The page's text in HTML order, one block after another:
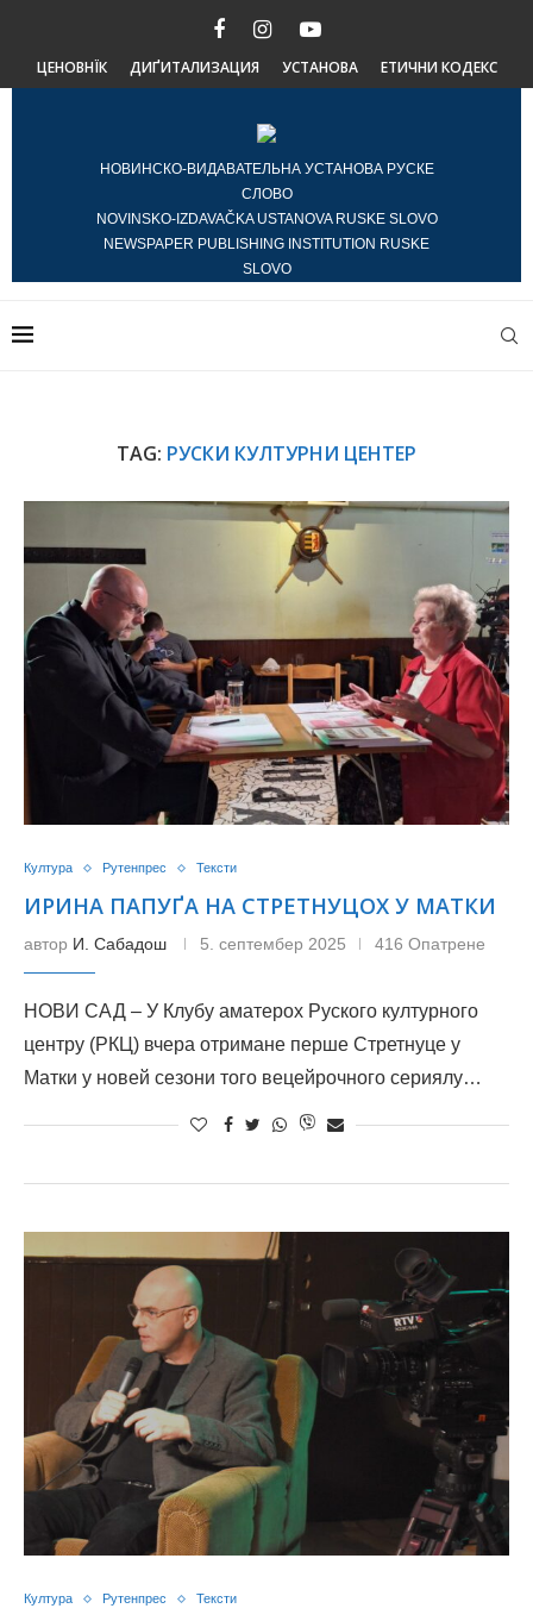
ЦЕНОВНЇК ДИҐИТАЛИЗАЦИЯ УСТАНОВА ЕТИЧНИ КОДЕКС
НОВИНСКО-ВИДАВАТЕЛЬНА УСТАНОВА РУСКЕ
СЛОВО
NOVINSKO-IZDAVAČKA USTANOVA RUSKE SLOVO
NEWSPAPER PUBLISHING INSTITUTION RUSKE
SLOVO
TAG: РУСКИ КУЛТУРНИ ЦЕНТЕР
Култура Рутенпрес Тексти
ИРИНА ПАПУҐА НА СТРЕТНУЦОХ У МАТКИ
автор И. Сабадош 5. септембер 2025 416 Опатрене
НОВИ САД – У Клубу аматерох Руского културного
центру (РКЦ) вчера отримане перше Стретнуце у
Матки у новей сезони того вецейрочного сериялу…
Култура Рутенпрес Тексти